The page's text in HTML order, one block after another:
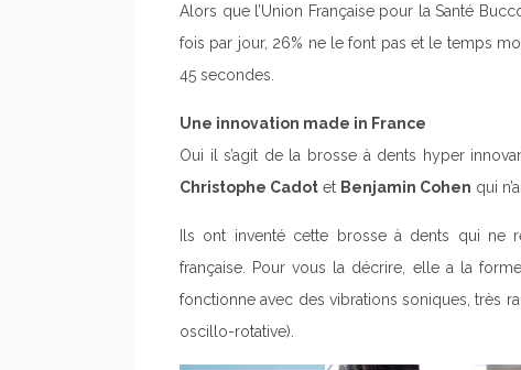
Alors que l’Union Française pour la Santé
fois par jour, 26% ne le font pas et le temps
45 secondes.
Une innovation made in France
Oui il s’agit de la brosse à dents hyper
Christophe Cadot et Benjamin Cohen qui
Ils ont inventé cette brosse à dents qui ne
française. Pour vous la décrire, elle a la
fonctionne avec des vibrations soniques, très
oscillo-rotative).